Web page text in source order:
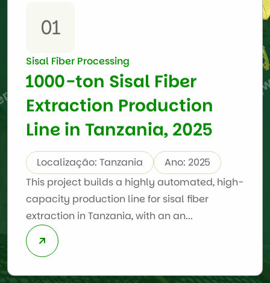
01
Sisal Fiber Processing
1000-ton Sisal Fiber
Extraction Production
Line in Tanzania, 2025
Localização: Tanzania
Ano: 2025
This project builds a highly automated, high-
capacity production line for sisal fiber
extraction in Tanzania, with an an...